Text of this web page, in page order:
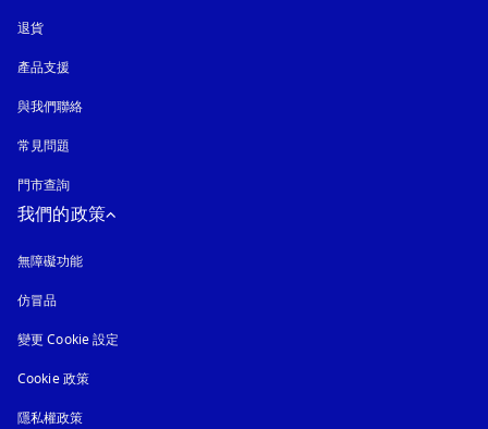
退貨
產品支援
與我們聯絡
常見問題
門市查詢
我們的政策
無障礙功能
仿冒品
變更 Cookie 設定
Cookie 政策以新標籤頁開啟
隱私權政策